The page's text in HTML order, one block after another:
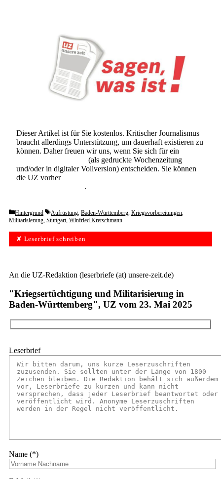
Dieser Artikel ist für Sie kostenlos. Kritischer Journalismus
braucht allerdings Unterstützung, um dauerhaft existieren zu
können. Daher freuen wir uns, wenn Sie sich für ein
(als gedruckte Wochenzeitung
und/oder in digitaler Vollversion) entscheiden. Sie können
die UZ vorher
.
Categories
Hintergrund Tags
Aufrüstung, Baden-Württemberg, Kriegsvorbereitungen,
Militarisierung, Stuttgart, Winfried Kretschmann
✘ Leserbrief schreiben
An die UZ-Redaktion (leserbriefe (at) unsere-zeit.de)
"Kriegsertüchtigung und Militarisierung in
Baden-Württemberg", UZ vom 23. Mai 2025
Leserbrief
Name (*)